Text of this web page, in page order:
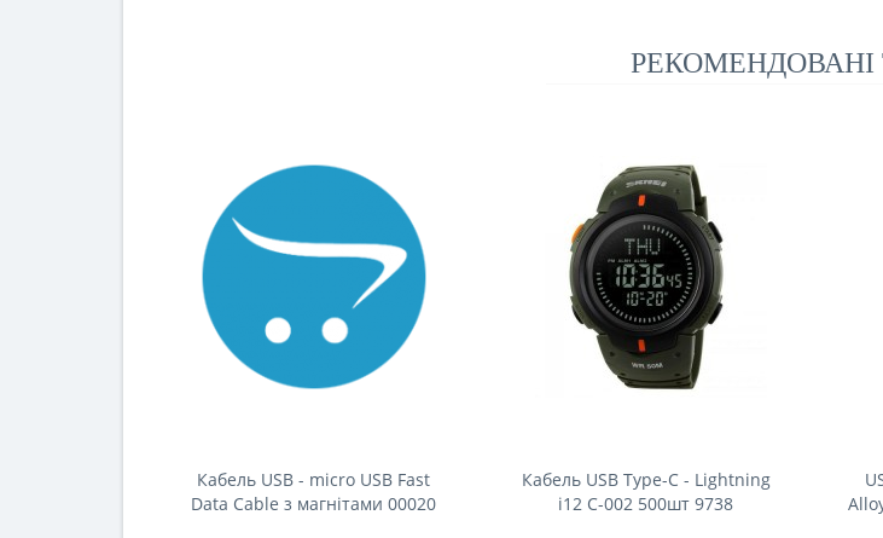
РЕКОМЕНДОВАНІ
Кабель USB - micro USB Fast
Data Cable з магнітами 00020
Кабель USB Type-C - Lightning
i12 C-002 500шт 9738